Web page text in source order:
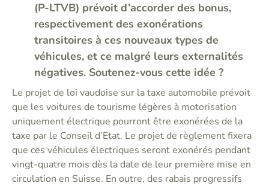
(P-LTVB) prévoit d’accorder des bonus,
respectivement des exonérations
transitoires à ces nouveaux types de
véhicules, et ce malgré leurs externalités
négatives. Soutenez-vous cette idée ?
Le projet de loi vaudoise sur la taxe automobile prévoit
que les voitures de tourisme légères à motorisation
uniquement électrique pourront être exonérées de la
taxe par le Conseil d’Etat. Le projet de règlement fixera
que ces véhicules électriques seront exonérés pendant
vingt-quatre mois dès la date de leur première mise en
circulation en Suisse. En outre, des rabais progressifs